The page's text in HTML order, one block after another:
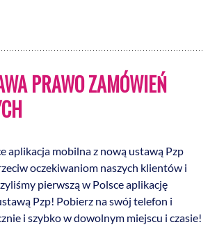
PRAWO ZAMÓWIEŃ
aplikacja mobilna z nową ustawą Pzp
oczekiwaniom naszych klientów i
pierwszą w Polsce aplikację
Pzp! Pobierz na swój telefon i
i szybko w dowolnym miejscu i czasie!